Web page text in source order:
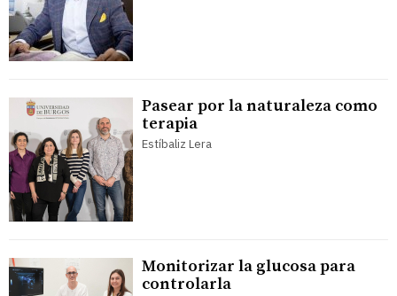
Pasear por la naturaleza como
terapia
Estíbaliz Lera
Monitorizar la glucosa para
controlarla